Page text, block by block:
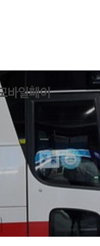
바일페이